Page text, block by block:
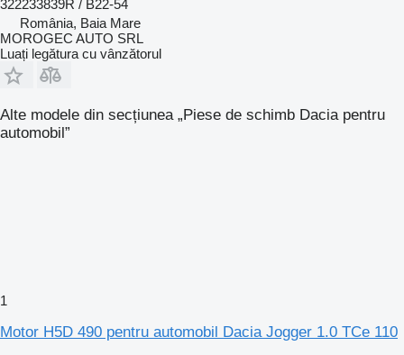
322233839R / B22-54
România, Baia Mare
MOROGEC AUTO SRL
Luați legătura cu vânzătorul
Alte modele din secțiunea „Piese de schimb Dacia pentru
automobil”
1
Motor H5D 490 pentru automobil Dacia Jogger 1.0 TCe 110